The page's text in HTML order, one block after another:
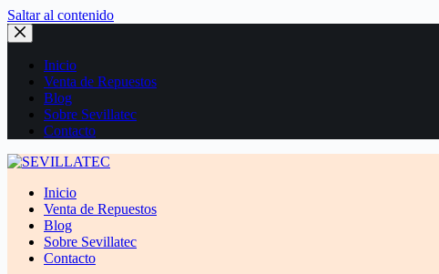
Saltar al contenido
Inicio
Venta de Repuestos
Blog
Sobre Sevillatec
Contacto
Inicio
Venta de Repuestos
Blog
Sobre Sevillatec
Contacto